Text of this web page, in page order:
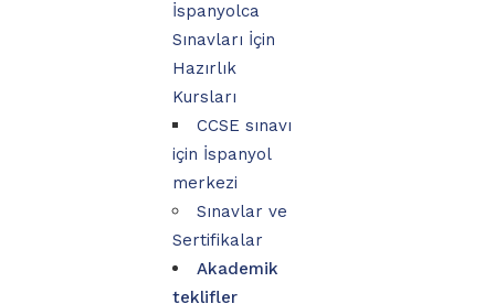
İspanyolca
Sınavları İçin
Hazırlık
Kursları
CCSE sınavı
için İspanyol
merkezi
Sınavlar ve
Sertifikalar
Akademik
teklifler